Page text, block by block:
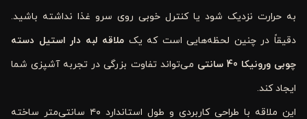
به حرارت نزدیک شود یا کنترل خوبی روی سرو غذا نداشته باشید.
دقیقاً در چنین لحظه‌هایی است که یک ملاقه لبه دار استیل دسته
چوبی ورونیکا 40 سانتی
می‌تواند تفاوت بزرگی در تجربه آشپزی شما
ایجاد کند.
این ملاقه با طراحی کاربردی و طول استاندارد ۴۰ سانتی‌متر ساخته